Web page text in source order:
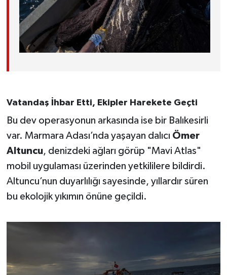
Vatandaş İhbar Etti, Ekipler Harekete Geçti
Bu dev operasyonun arkasında ise bir Balıkesirli
var. Marmara Adası’nda yaşayan dalıcı Ömer
Altuncu, denizdeki ağları görüp "Mavi Atlas"
mobil uygulaması üzerinden yetkililere bildirdi.
Altuncu’nun duyarlılığı sayesinde, yıllardır süren
bu ekolojik yıkımın önüne geçildi.